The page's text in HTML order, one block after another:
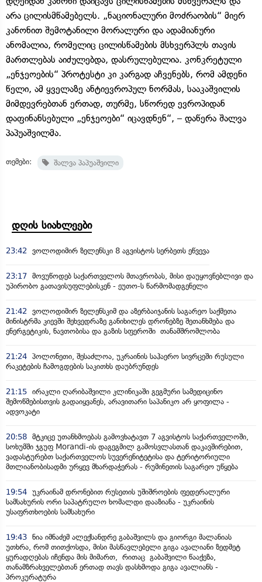
არა ცილისმწამებელს. „ნაციონალური მოძრაობის“ მიერ
კანონით შემოტანილი მორალური და ადამიანური
ანომალია, რომელიც ცილისწამების მსხვერპლს თავის
მართლებას აიძულებდა, დასრულებულია. კონკრეტული
„ენჯეოების“ პროტესტი კი კარგად აჩვენებს, რომ ამდენი
წელი, ამ ყველაზე ანტიევროპულ ნორმას, სააკაშვილის
მიმდევრებთან ერთად, თურმე, სწორედ ევროპიდან
დაფინანსებული „ენჯეოები“ იცავდნენ“, – დაწერა შალვა
პაპუაშვილმა.
თემები: შალვა პაპუაშვილი
დღის სიახლეები
23:42 ვოლოდიმირ ზელენსკი 8 აგვისტოს სერბეთს ეწვევა
23:17 მოვუწოდებ საქართველოს მთავრობას, მისი დაუყოვნებლივი და
უპირობო გათავისუფლებისკენ - ეუთო-ს წარმომადგენელი
21:42
ვოლოდიმირ ზელენსკიმ და აზერბაიჯანის საგარეო საქმეთა
მინისტრმა კიევში შეხვედრაზე განიხილეს დრონებზე შეთანხმება და
ენერგეტიკის, ნავთობისა და გაზის სფეროში თანამშრომლობა
21:24 პოლონეთი, შესაძლოა, უკრაინის საჰაერო სივრცეში რუსული
რაკეტების ჩამოგდების საკითხს დაუბრუნდეს
21:15 ირაკლი ღარიბაშვილი კლინიკაში გეგმური სამედიცინო
შემოწმებისთვის გადაიყვანეს, არავითარი საპანიკო არ ყოფილა -
ადვოკატი
20:58 მტკიცე უთანხმოებას გამოვხატავთ 7 აგვისტოს საქართველოში,
სოხუმში ჯგუფ Morandi-ის დაგეგმილ გამოსვლასთან დაკავშირებით,
ვადასტურებთ საქართველოს სუვერენიტეტისა და ტერიტორიული
მთლიანობისადმი ურყევ მხარდაჭერას - რუმინეთის საგარეო უწყება
19:54 უკრაინამ დრონებით რუსეთის უშიშროების ფედერალური
სამსახურის ორი საპატრულო ხომალდი დააზიანა - უკრაინის
უსაფრთხოების სამსახური
19:43 ნია იმნაძემ ალექსანდრე გაბაშვილს და გიორგი მალანიას
უთხრა, რომ თითქოსდა, მისი მასწავლებელი გიგა ავალიანი ზედმეტ
ყურადღებას იჩენდა მის მიმართ, რითაც გაბაშვილი წააქეზა,
თანამზრახველებთან ერთად თავს დასხმოდა გიგა ავალიანს -
პროკურატურა